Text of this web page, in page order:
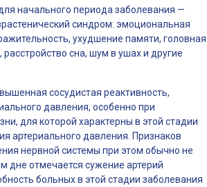
начального периода заболевания —
синдром: эмоциональная
ухудшение памяти, головная
сна, шум в ушах и другие
сосудистая реактивность,
давления, особенно при
для которой характерны в этой стадии
артериального давления. Признаков
нервной системы при этом обычно не
дне отмечается сужение артерий
больных в этой стадии заболевания